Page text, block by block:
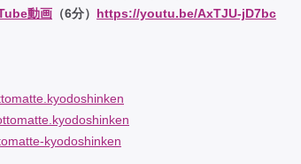
動画 （6分） https://youtu.be/AxTJU-jD7bc
kyodoshinken